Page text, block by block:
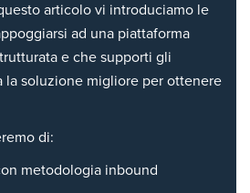
articolo vi introduciamo le
ad una piattaforma
e che supporti gli
la soluzione migliore per ottenere
di:
metodologia inbound